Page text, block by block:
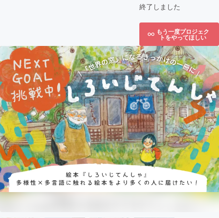
終了しました
もう一度プロジェク
トをやってほしい